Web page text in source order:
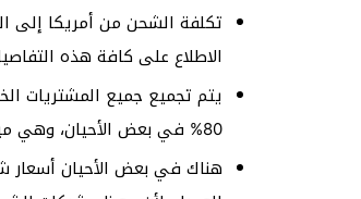
تكلفة الشحن من أمريكا إلى
الاطلاع على كافة هذه
يتم تجميع جميع المشتريات
80% في بعض الأحيان، وهي ميزة رائعة تقدمها
هناك في بعض الأحيان